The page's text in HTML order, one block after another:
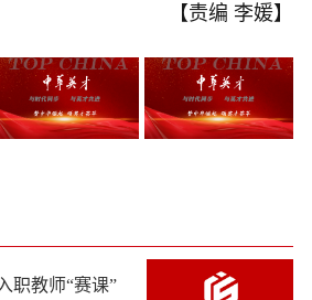
【责编 李媛】
职教师“赛课”